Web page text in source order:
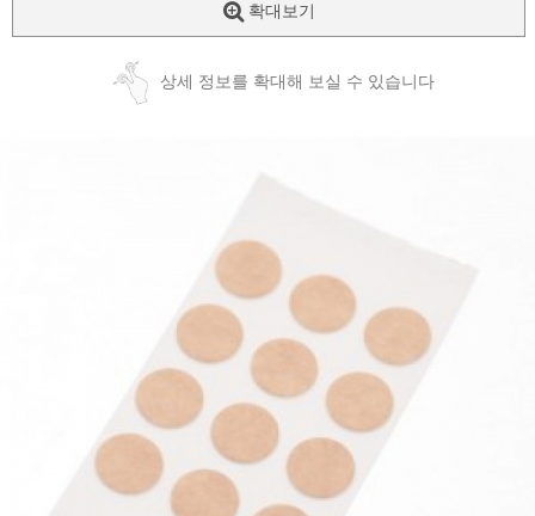
확대보기
상세 정보를 확대해 보실 수 있습니다